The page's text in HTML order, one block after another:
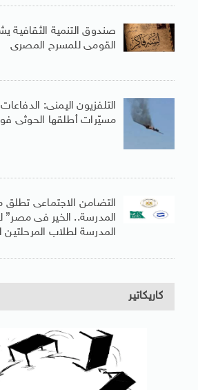
صندوق التنمية الثقافية
القومى للمسرح المصرى
التلفزيون اليمنى:
مسيّرات أطلقها الحوثى
التضامن الاجتماعى تطلق
المدرسة.. الخير فى مصر”
المدرسة لطلاب المرحلتين
كاريكاتير